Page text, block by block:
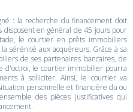
: la recherche du financement doit
en général de 45 jours pour
le courtier en prêts immobiliers
sérénité aux acquéreurs. Grâce à sa
de ses partenaires bancaires, de
d'octroi, le courtier immobilier pourra
à solliciter. Ainsi, le courtier va
personnelle et financière du ou
des pièces justificatives qui